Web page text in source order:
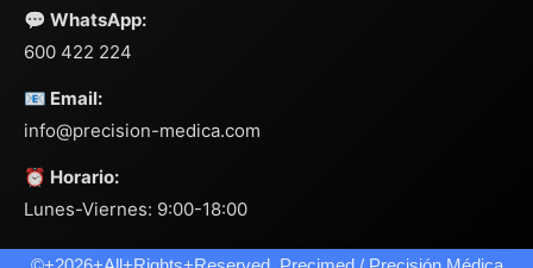
💬 WhatsApp:
600 422 224
📧 Email:
info@precision-medica.com
⏰ Horario:
Lunes-Viernes: 9:00-18:00